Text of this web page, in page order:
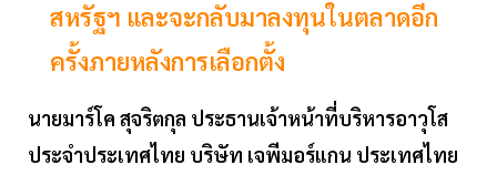
สหรัฐฯ และจะกลับมาลงทุนในตลาดอีก
ครั้งภายหลังการเลือกตั้ง
นายมาร์โค สุจริตกุล ประธานเจ้าหน้าที่บริหารอาวุโส
ประจำประเทศไทย บริษัท เจพีมอร์แกน ประเทศไทย